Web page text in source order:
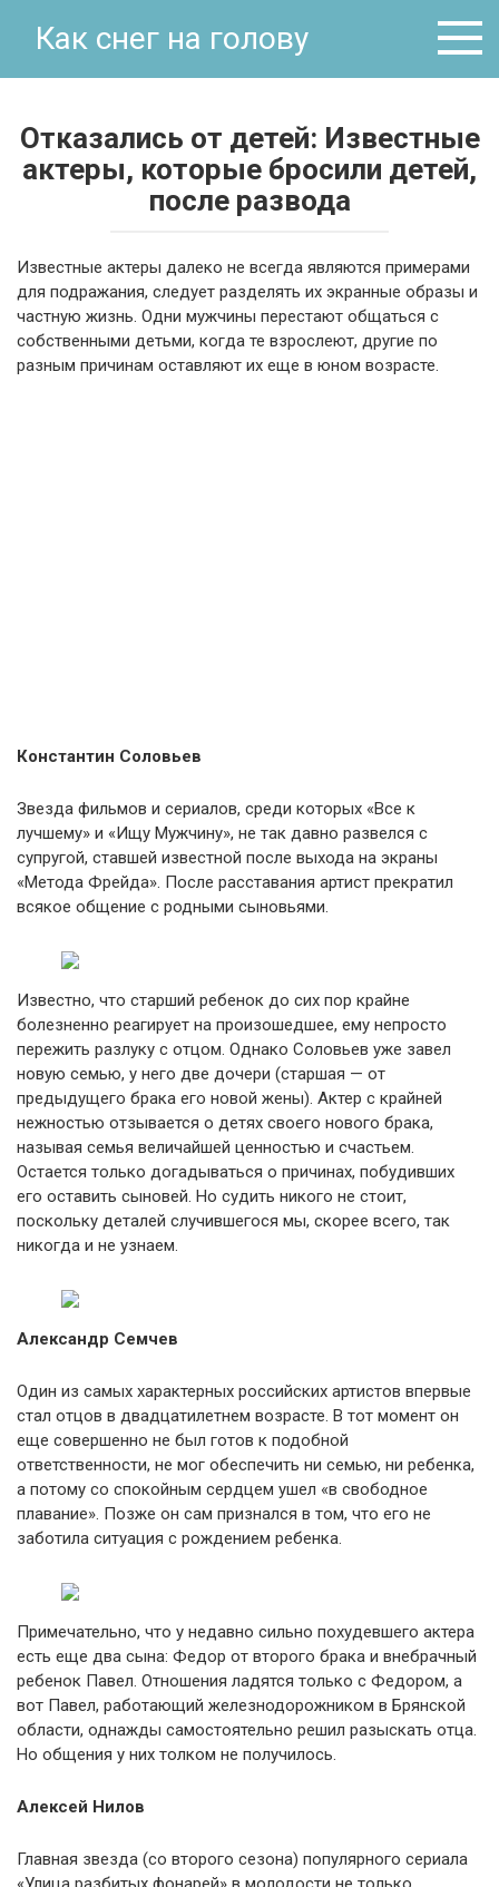
Как снег на голову
Отказались от детей: Известные
актеры, которые бросили детей,
после развода
Известные актеры далеко не всегда являются примерами
для подражания, следует разделять их экранные образы и
частную жизнь. Одни мужчины перестают общаться с
собственными детьми, когда те взрослеют, другие по
разным причинам оставляют их еще в юном возрасте.
Константин Соловьев
Звезда фильмов и сериалов, среди которых «Все к
лучшему» и «Ищу Мужчину», не так давно развелся с
супругой, ставшей известной после выхода на экраны
«Метода Фрейда». После расставания артист прекратил
всякое общение с родными сыновьями.
Известно, что старший ребенок до сих пор крайне
болезненно реагирует на произошедшее, ему непросто
пережить разлуку с отцом. Однако Соловьев уже завел
новую семью, у него две дочери (старшая — от
предыдущего брака его новой жены). Актер с крайней
нежностью отзывается о детях своего нового брака,
называя семья величайшей ценностью и счастьем.
Остается только догадываться о причинах, побудивших
его оставить сыновей. Но судить никого не стоит,
поскольку деталей случившегося мы, скорее всего, так
никогда и не узнаем.
Александр Семчев
Один из самых характерных российских артистов впервые
стал отцов в двадцатилетнем возрасте. В тот момент он
еще совершенно не был готов к подобной
ответственности, не мог обеспечить ни семью, ни ребенка,
а потому со спокойным сердцем ушел «в свободное
плавание». Позже он сам признался в том, что его не
заботила ситуация с рождением ребенка.
Примечательно, что у недавно сильно похудевшего актера
есть еще два сына: Федор от второго брака и внебрачный
ребенок Павел. Отношения ладятся только с Федором, а
вот Павел, работающий железнодорожником в Брянской
области, однажды самостоятельно решил разыскать отца.
Но общения у них толком не получилось.
Алексей Нилов
Главная звезда (со второго сезона) популярного сериала